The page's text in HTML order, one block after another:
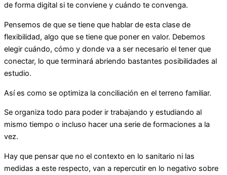
de forma digital si te conviene y cuándo te convenga.
Pensemos de que se tiene que hablar de esta clase de
flexibilidad, algo que se tiene que poner en valor. Debemos
elegir cuándo, cómo y donde va a ser necesario el tener que
conectar, lo que terminará abriendo bastantes posibilidades al
estudio.
Así es como se optimiza la conciliación en el terreno familiar.
Se organiza todo para poder ir trabajando y estudiando al
mismo tiempo o incluso hacer una serie de formaciones a la
vez.
Hay que pensar que no el contexto en lo sanitario ni las
medidas a este respecto, van a repercutir en lo negativo sobre